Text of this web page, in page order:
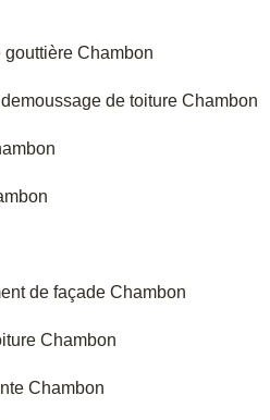
gouttière Chambon
de toiture Chambon
de façade Chambon
Chambon
Chambon